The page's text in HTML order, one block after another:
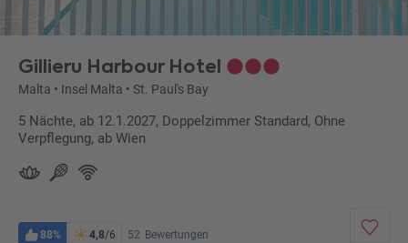
Gillieru Harbour Hotel
Malta • Insel Malta • St. Paul's Bay
5 Nächte, ab 12.1.2027, Doppelzimmer Standard, Ohne
Verpflegung, ab Wien
88% 4,8/6 52 Bewertungen